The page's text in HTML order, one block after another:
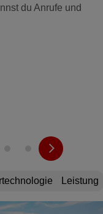
du Anrufe und
Leistung